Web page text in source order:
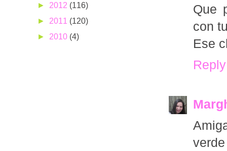
Que
con
Ese
Reply
► 2012 (116)
► 2011 (120)
► 2010 (4)